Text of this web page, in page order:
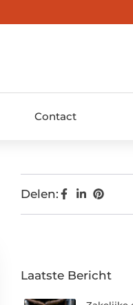
Contact
Delen:
Laatste Bericht